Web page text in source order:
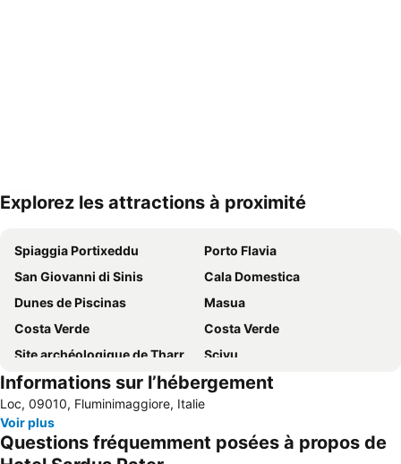
Explorez les attractions à proximité
Spiaggia Portixeddu
Porto Flavia
San Giovanni di Sinis
Cala Domestica
Dunes de Piscinas
Masua
Costa Verde
Costa Verde
Site archéologique de Tharros
Scivu
Miniera di Ingurtosu
Spiaggia Piscinas
Masua
Portu Maga
Miniera di Nebida
Spiaggia Fontanamare
Torre dei Corsari
Informations sur l’hébergement
Loc, 09010, Fluminimaggiore, Italie
Voir plus
Questions fréquemment posées à propos de